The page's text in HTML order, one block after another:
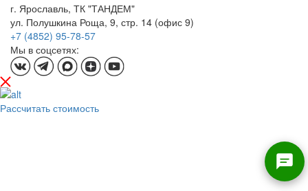
г. Ярославль, ТК "ТАНДЕМ"
ул. Полушкина Роща, 9, стр. 14 (офис 9)
+7 (4852) 95-78-57
Мы в соцсетях:
Рассчитать стоимость